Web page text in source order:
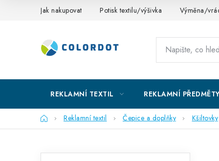
Jak nakupovat Potisk textilu/výšivka Výměna/
REKLAMNÍ TEXTIL REKLAMNÍ
DomůReklamní textil Čepice a doplňky Kšiltovky